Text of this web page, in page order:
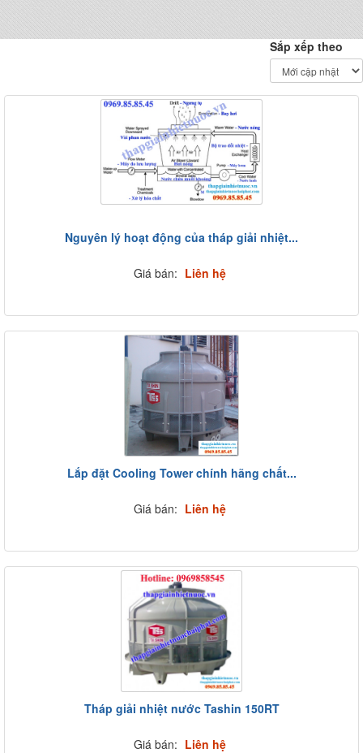
Sắp xếp theo
Nguyên lý hoạt động của tháp giải nhiệt...
Giá bán: Liên hệ
Lắp đặt Cooling Tower chính hãng chất...
Giá bán: Liên hệ
Tháp giải nhiệt nước Tashin 150RT
Giá bán: Liên hệ